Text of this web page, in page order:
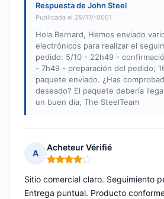
Respuesta de John Steel
Publicada el 29/11/-0001
Hola Bernard, Hemos enviado
electrónicos para realizar el
pedido: 5/10 - 22h49 -
- 7h49 - preparación del pedido;
paquete enviado. ¿Has
deseado? El paquete debería
un buen día, The SteelTeam
A
Acheteur Vérifié
Nota: 4 de 5
Sitio comercial claro. Seguimiento
Entrega puntual. Producto